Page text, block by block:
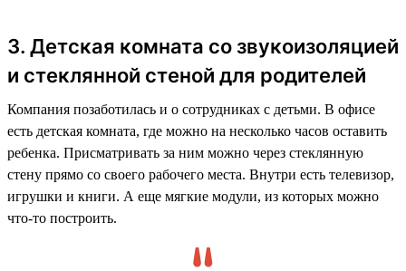
3. Детская комната со звукоизоляцией
и стеклянной стеной для родителей
Компания позаботилась и о сотрудниках с детьми. В офисе
есть детская комната, где можно на несколько часов оставить
ребенка. Присматривать за ним можно через стеклянную
стену прямо со своего рабочего места. Внутри есть телевизор,
игрушки и книги. А еще мягкие модули, из которых можно
что-то построить.